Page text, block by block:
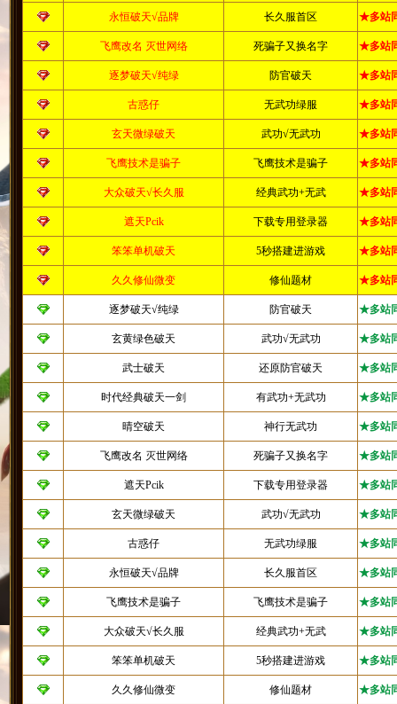
永恒破天√品牌 长久服首区 ★多站
飞鹰改名 灭世网络 死骗子又换名字 ★多站
逐梦破天√纯绿 防官破天 ★多站
古惑仔 无武功绿服 ★多站
玄天微绿破天 武功√无武功 ★多站
飞鹰技术是骗子 飞鹰技术是骗子 ★多站
大众破天√长久服 经典武功+无武 ★多站
遮天Pcik 下载专用登录器 ★多站
笨笨单机破天 5秒搭建进游戏 ★多站
久久修仙微变 修仙题材 ★多站
逐梦破天√纯绿 防官破天 ★多站
玄黄绿色破天 武功√无武功 ★多站
武士破天 还原防官破天 ★多站
时代经典破天一剑 有武功+无武功 ★多站
晴空破天 神行无武功 ★多站
飞鹰改名 灭世网络 死骗子又换名字 ★多站
遮天Pcik 下载专用登录器 ★多站
玄天微绿破天 武功√无武功 ★多站
古惑仔 无武功绿服 ★多站
永恒破天√品牌 长久服首区 ★多站
飞鹰技术是骗子 飞鹰技术是骗子 ★多站
大众破天√长久服 经典武功+无武 ★多站
笨笨单机破天 5秒搭建进游戏 ★多站
久久修仙微变 修仙题材 ★多站